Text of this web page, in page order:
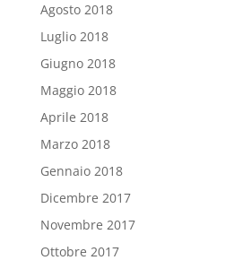
Agosto 2018
Luglio 2018
Giugno 2018
Maggio 2018
Aprile 2018
Marzo 2018
Gennaio 2018
Dicembre 2017
Novembre 2017
Ottobre 2017